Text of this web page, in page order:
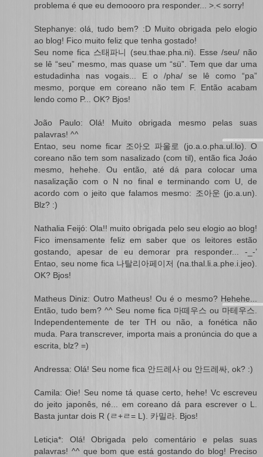
problema é que eu demoooro pra responder... >.< sorry!
Stephanye: olá, tudo bem? :D Muito obrigada pelo elogio
ao blog! Fico muito feliz que tenha gostado!
Seu nome fica 스태파니 (seu.thae.pha.ni). Esse /seu/ não
se lê “seu” mesmo, mas quase um “sü”. Tem que dar uma
estudadinha nas vogais... E o /pha/ se lê como “pa”
mesmo, porque em coreano não tem F. Então acabam
lendo como P... OK? Bjos!
João Paulo: Olá! Muito obrigada mesmo pelas suas
palavras! ^^
Entao, seu nome ficar 조아오 파울로 (jo.a.o.pha.ul.lo). O
coreano não tem som nasalizado (com til), então fica Joáo
mesmo, hehehe. Ou então, até dá para colocar uma
nasalização com o N no final e terminando com U, de
acordo com o jeito que falamos mesmo: 조아운 (jo.a.un).
Blz? :)
Nathalia Feijó: Ola!! muito obrigada pelo seu elogio ao blog!
Fico imensamente feliz em saber que os leitores estão
gostando, apesar de eu demorar pra responder... -_-’
Entao, seu nome fica 나탈리아페이저 (na.thal.li.a.phe.i.jeo).
OK? Bjos!
Matheus Diniz: Outro Matheus! Ou é o mesmo? Hehehe...
Então, tudo bem? ^^ Seu nome fica 마떼우스 ou 마테우스.
Independentemente de ter TH ou não, a fonética não
muda. Para transcrever, importa mais a pronúncia do que a
escrita, blz? =)
Andressa: Olá! Seu nome fica 안드레사 ou 안드레싸, ok? :)
Camila: Oie! Seu nome tá quase certo, hehe! Vc escreveu
do jeito japonês, né... em coreano dá para escrever o L.
Basta juntar dois R (ㄹ+ㄹ= L). 카밀라. Bjos!
Letiςia*: Olá! Obrigada pelo comentário e pelas suas
palavras! ^^ que bom que está gostando do blog! Preciso